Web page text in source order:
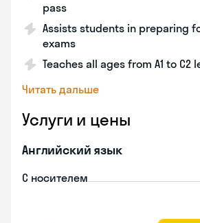
pass
Assists students in preparing for
exams
Teaches all ages from A1 to C2
Читать дальше
Услуги и цены
Английский язык
С носителем